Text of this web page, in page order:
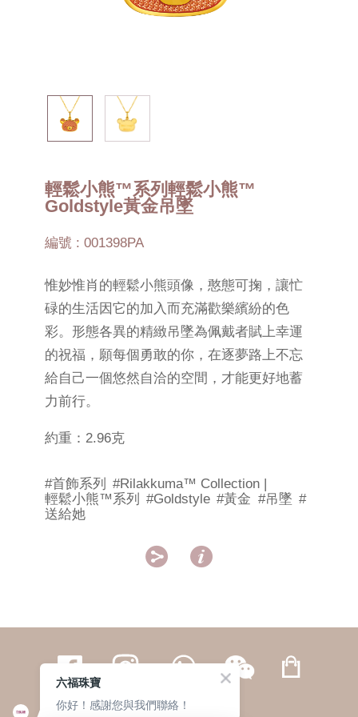
輕鬆小熊™系列輕鬆小熊™
Goldstyle黃金吊墜
編號 : 001398PA
惟妙惟肖的輕鬆小熊頭像，憨態可掬，讓忙
碌的生活因它的加入而充滿歡樂繽紛的色
彩。形態各異的精緻吊墜為佩戴者賦上幸運
的祝福，願每個勇敢的你，在逐夢路上不忘
給自己一個悠然自洽的空間，才能更好地蓄
力前行。
約重：2.96克
#首飾系列
#Rilakkuma™ Collection |
輕鬆小熊™系列
#Goldstyle #黃金 #吊墜 #
送給她
 
繁體 | 簡体
六福珠寶
你好！感謝您與我們聯絡！